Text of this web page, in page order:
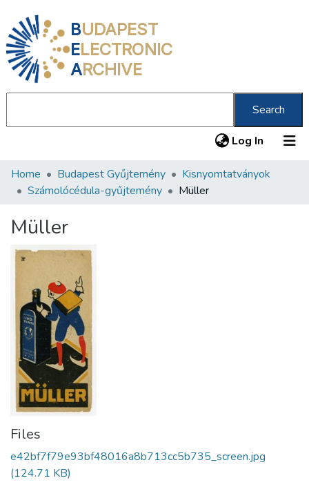
BUDAPEST
ELECTRONIC
ARCHIVE
Search
Log In (current)
Communities & Collections
Statistics
About us
Home Budapest Gyűjtemény
Kisnyomtatványok
Számolócédula-gyűjtemény
Müller
Müller
Files
e42bf7f79e93bf48016a8b713cc5b735_screen.jpg
(124.71 KB)